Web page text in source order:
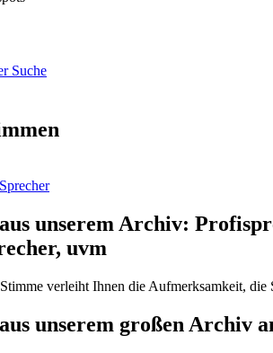
Suche
unserem Archiv:
uvm
verleiht Ihnen die Aufmerksamkeit,
unserem großen Archiv